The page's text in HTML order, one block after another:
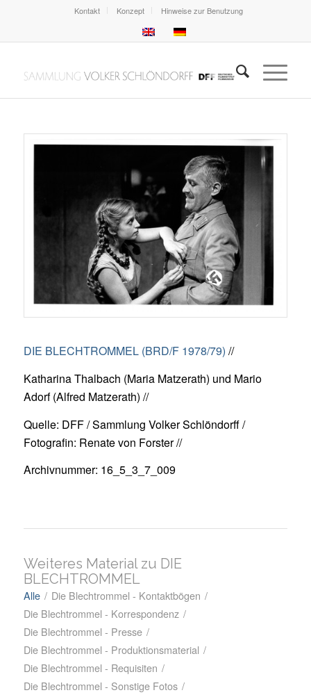
Kontakt Konzept Hinweise zur Benutzung
DIE BLECHTROMMEL (BRD/F 1978/79) //
Katharina Thalbach (Maria Matzerath) und Mario
Adorf (Alfred Matzerath) //
Quelle: DFF / Sammlung Volker Schlöndorff /
Fotografin: Renate von Forster //
Archivnummer: 16_5_3_7_009
Weiteres Material zu DIE
BLECHTROMMEL
Alle / Die Blechtrommel - Kontaktbögen /
Die Blechtrommel - Korrespondenz /
Die Blechtrommel - Presse /
Die Blechtrommel - Produktionsmaterial /
Die Blechtrommel - Requisiten /
Die Blechtrommel - Sonstige Fotos /